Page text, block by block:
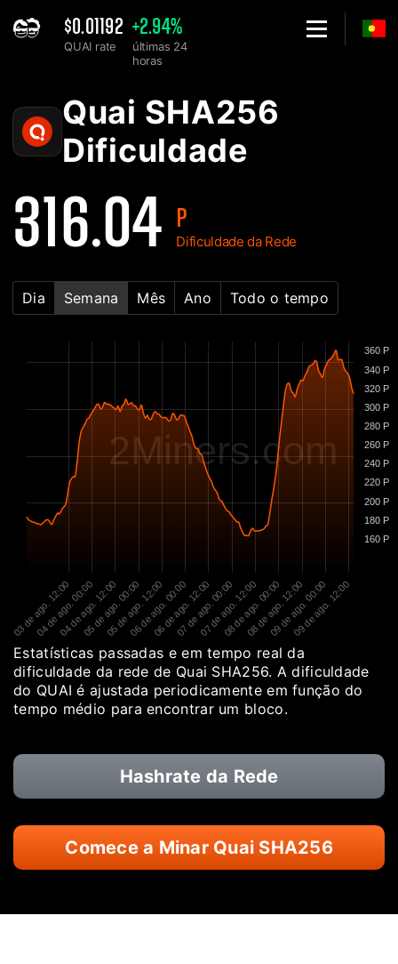
$0.01192
QUAI rate
+2.94%
últimas 24
horas
Quai SHA256
Dificuldade
316.04 P
Dificuldade da Rede
Dia Semana Mês Ano Todo o tempo
2Miners.com
03 de ago. 12:00
04 de ago. 00:00
04 de ago. 12:00
05 de ago. 00:00
05 de ago. 12:00
06 de ago. 00:00
06 de ago. 12:00
07 de ago. 00:00
07 de ago. 12:00
08 de ago. 00:00
08 de ago. 12:00
09 de ago. 00:00
09 de ago. 12:00
160 P
180 P
200 P
220 P
240 P
260 P
280 P
300 P
320 P
340 P
360 P
Estatísticas passadas e em tempo real da
dificuldade da rede de Quai SHA256. A dificuldade
do QUAI é ajustada periodicamente em função do
tempo médio para encontrar um bloco.
Hashrate da Rede
Comece a Minar Quai SHA256